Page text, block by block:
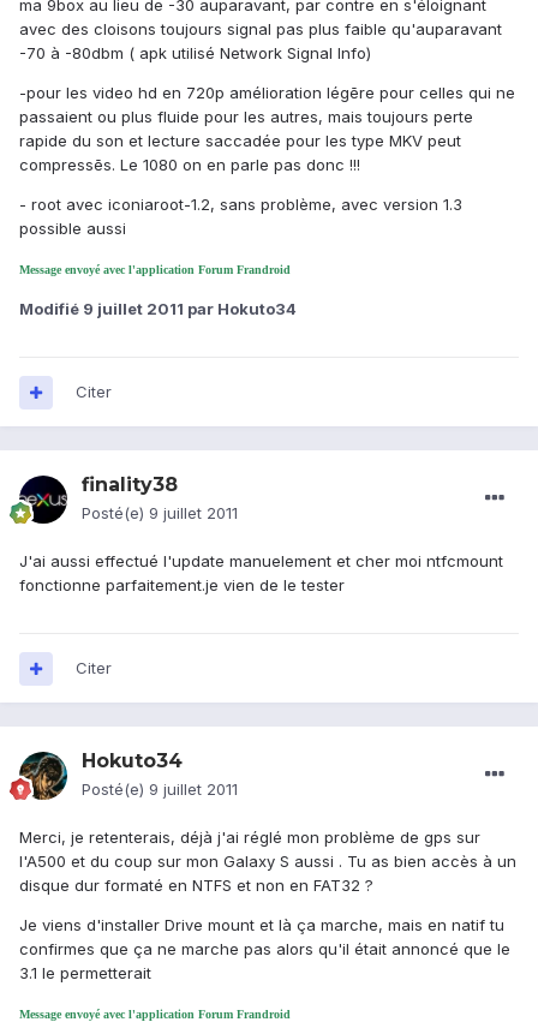
ma 9box au lieu de -30 auparavant, par contre en s'éloignant
avec des cloisons toujours signal pas plus faible qu'auparavant
-70 à -80dbm ( apk utilisé Network Signal Info)
-pour les video hd en 720p amélioration légēre pour celles qui ne
passaient ou plus fluide pour les autres, mais toujours perte
rapide du son et lecture saccadée pour les type MKV peut
compressēs. Le 1080 on en parle pas donc !!!
- root avec iconiaroot-1.2, sans problème, avec version 1.3
possible aussi
Message envoyé avec l'application Forum Frandroid
Modifié 9 juillet 2011 par Hokuto34
Citer
finality38
Posté(e) 9 juillet 2011
J'ai aussi effectué l'update manuelement et cher moi ntfcmount
fonctionne parfaitement.je vien de le tester
Citer
Hokuto34
Posté(e) 9 juillet 2011
Merci, je retenterais, déjà j'ai réglé mon problème de gps sur
l'A500 et du coup sur mon Galaxy S aussi . Tu as bien accès à un
disque dur formaté en NTFS et non en FAT32 ?
Je viens d'installer Drive mount et là ça marche, mais en natif tu
confirmes que ça ne marche pas alors qu'il était annoncé que le
3.1 le permetterait
Message envoyé avec l'application Forum Frandroid